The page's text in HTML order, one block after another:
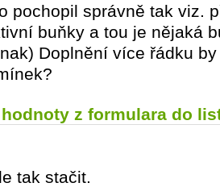
pochopil správně tak viz.
buňky a tou je nějaká
Doplnění více řádku
z formulara do
tak stačit.